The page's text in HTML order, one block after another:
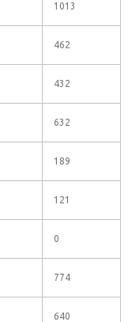
1013
462
432
632
189
121
0
774
640